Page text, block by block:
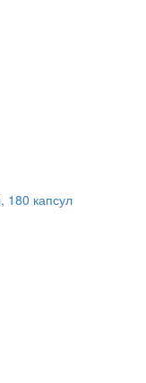
180 капсул